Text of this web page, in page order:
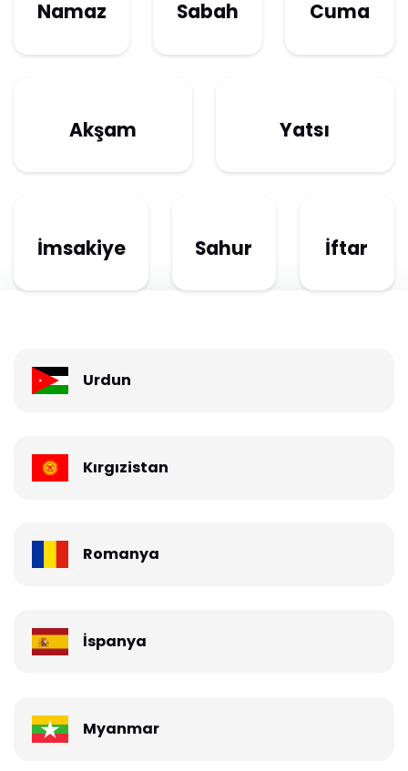
Namaz Sabah Cuma
Akşam Yatsı
İmsakiye Sahur İftar
Urdun
Kırgızistan
Romanya
İspanya
Myanmar